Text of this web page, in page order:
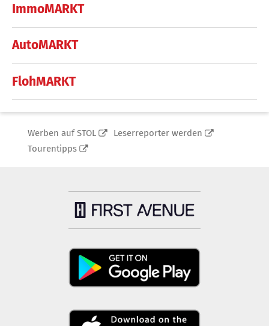
ImmoMARKT
AutoMARKT
FlohMARKT
Werben auf STOL
Leserreporter werden
Tourentipps